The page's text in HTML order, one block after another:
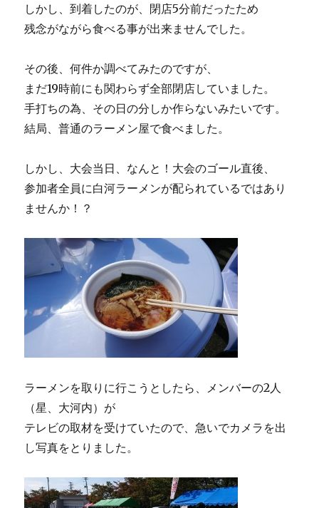
しかし、到着したのが、閉店5分前だったため
残念がながら食べる事が出来ませんでした。
その後、何件か調べてみたのですが、
まだ19時前にも関わらず全部閉店していました。
手打ちの為、その日の分しか作らないみたいです。
結局、普通のラーメン屋で食べました。
しかし、大会当日、なんと！大会のゴール直後、
参加者全員に白河ラーメンが配られているではあり
ませんか！？
ラーメンを取りに行こうとしたら、メンバーの2人
（星、大河内）が
テレビの取材を受けていたので、急いでカメラを出
し写真をとりました。